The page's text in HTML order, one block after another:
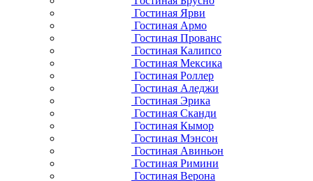
Гостиная Ярви
Гостиная Армо
Гостиная Прованс
Гостиная Калипсо
Гостиная Мексика
Гостиная Роллер
Гостиная Аледжи
Гостиная Эрика
Гостиная Сканди
Гостиная Кымор
Гостиная Мэнсон
Гостиная Авиньон
Гостиная Римини
Гостиная Верона